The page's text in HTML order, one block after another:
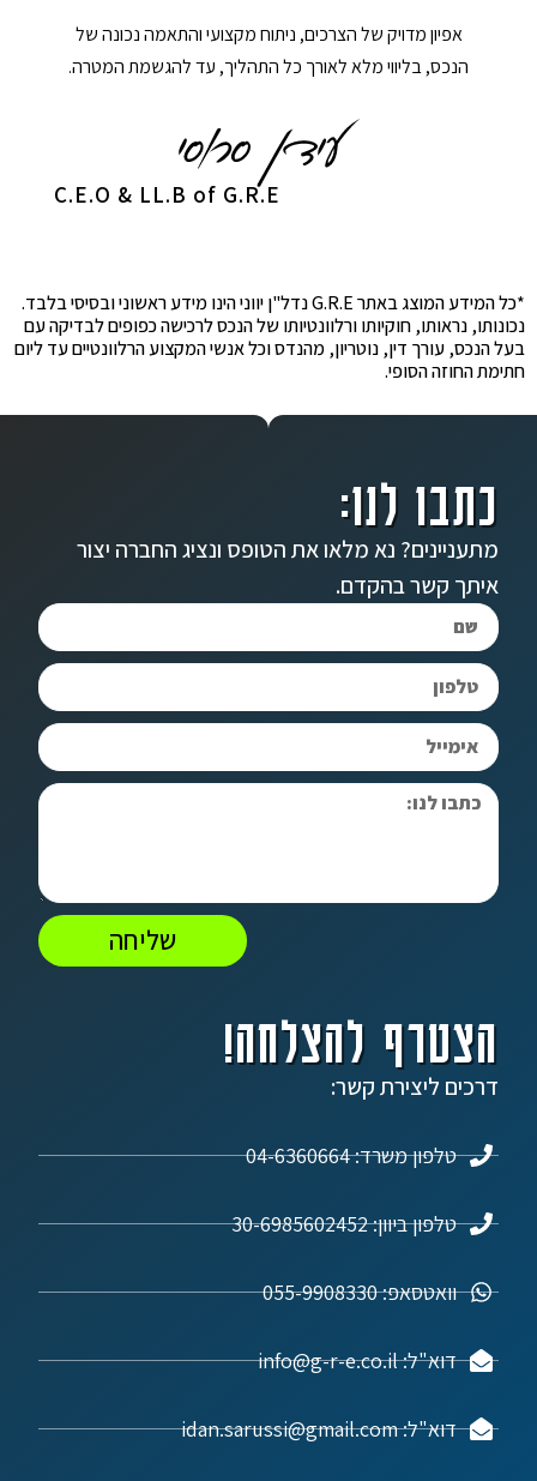
אפיון מדויק של הצרכים, ניתוח מקצועי והתאמה נכונה של
הנכס, בליווי מלא לאורך כל התהליך, עד להגשמת המטרה.
C.E.O & LL.B of G.R.E
*כל המידע המוצג באתר G.R.E נדל"ן יווני הינו מידע ראשוני ובסיסי בלבד.
נכונותו, נראותו, חוקיותו ורלוונטיותו של הנכס לרכישה כפופים לבדיקה עם
בעל הנכס, עורך דין, נוטריון, מהנדס וכל אנשי המקצוע הרלוונטיים עד ליום
חתימת החוזה הסופי.
הצטרף להצלחה!
דרכים ליצירת קשר:
טלפון משרד: 04-6360664
טלפון ביוון: 30-6985602452
וואטסאפ: 055-9908330
דוא"ל: info@g-r-e.co.il
דוא"ל: idan.sarussi@gmail.com
כתבו לנו:
מתעניינים? נא מלאו את הטופס ונציג החברה יצור
איתך קשר בהקדם.
שליחה